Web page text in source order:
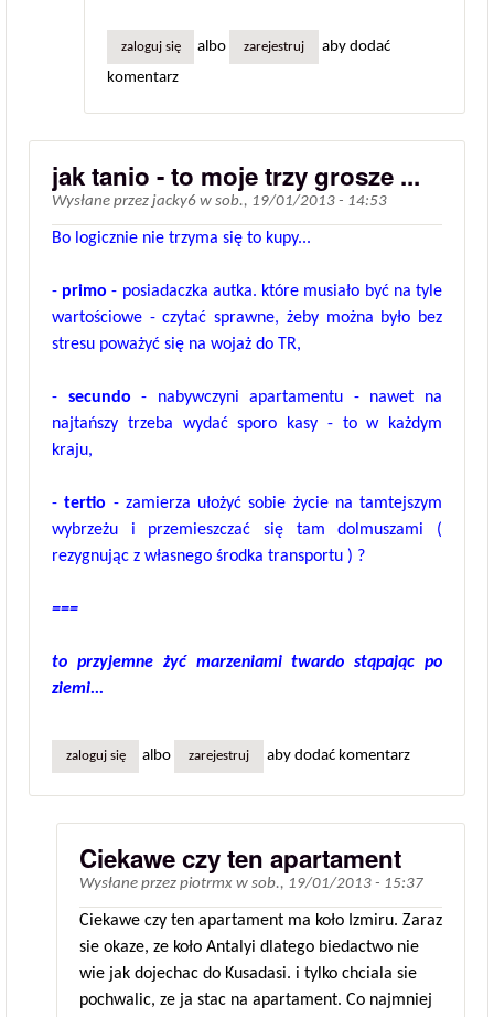
zaloguj się albo zarejestruj
aby dodać
komentarz
jak tanio - to moje trzy grosze ...
Wysłane przez jacky6 w sob., 19/01/2013 - 14:53
Bo logicznie nie trzyma się to kupy...
- primo - posiadaczka autka. które musiało być na tyle
wartościowe - czytać sprawne, żeby można było bez
stresu poważyć się na wojaż do TR,
- secundo - nabywczyni apartamentu - nawet na
najtańszy trzeba wydać sporo kasy - to w każdym
kraju,
-tertio - zamierza ułożyć sobie życie na tamtejszym
wybrzeżu i przemieszczać się tam dolmuszami (
rezygnując z własnego środka transportu ) ?
===
to przyjemne żyć marzeniami twardo stąpając po
ziemi...
zaloguj się albo zarejestruj aby dodać komentarz
Ciekawe czy ten apartament
Wysłane przez piotrmx w sob., 19/01/2013 - 15:37
Ciekawe czy ten apartament ma koło Izmiru. Zaraz
sie okaze, ze koło Antalyi dlatego biedactwo nie
wie jak dojechac do Kusadasi. i tylko chciala sie
pochwalic, ze ja stac na apartament. Co najmniej